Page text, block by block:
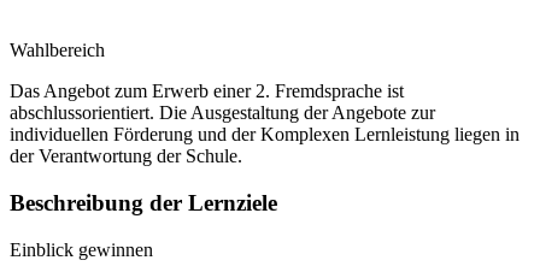
Wahlbereich
Das Angebot zum Erwerb einer 2. Fremdsprache ist
abschlussorientiert. Die Ausgestaltung der Angebote zur
individuellen Förderung und der Komplexen Lernleistung liegen in
der Verantwortung der Schule.
Beschreibung der Lernziele
Einblick gewinnen